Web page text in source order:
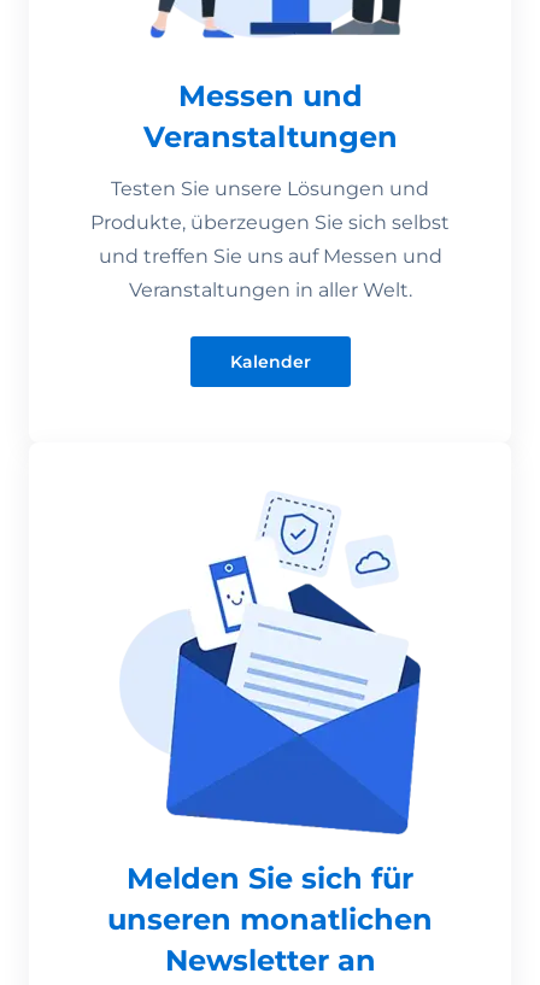
Messen und
Veranstaltungen
Testen Sie unsere Lösungen und
Produkte, überzeugen Sie sich selbst
und treffen Sie uns auf Messen und
Veranstaltungen in aller Welt.
Kalender
Melden Sie sich für
unseren monatlichen
Newsletter an